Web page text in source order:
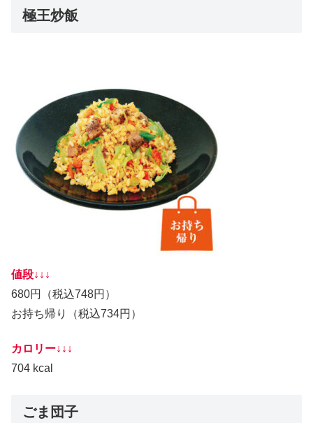
極王炒飯
値段↓↓↓
680円（税込748円）
お持ち帰り（税込734円）
カロリー↓↓↓
704 kcal
ごま団子